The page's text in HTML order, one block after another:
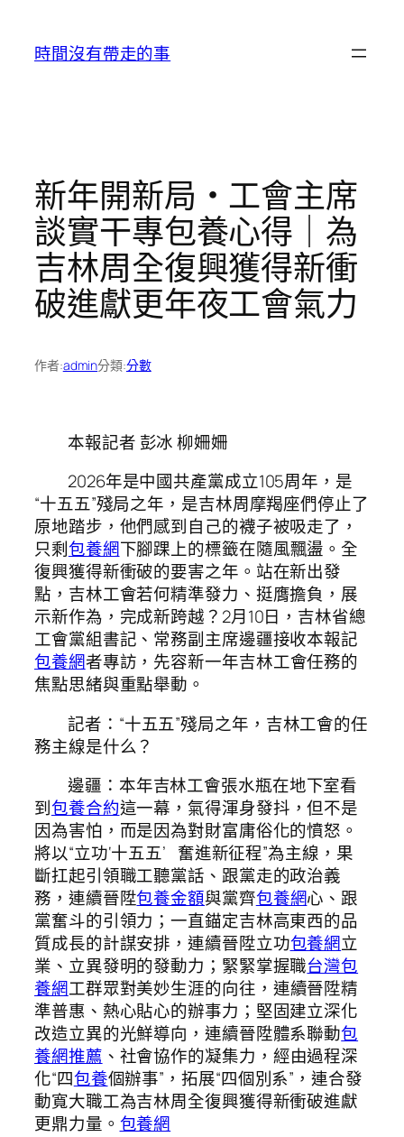
時間沒有帶走的事
新年開新局・工會主席
談實干專包養心得｜為
吉林周全復興獲得新衝
破進獻更年夜工會氣力
作者:admin分類:分數
本報記者 彭冰 柳姍姍
2026年是中國共產黨成立105周年，是
“十五五”殘局之年，是吉林周摩羯座們停止了
原地踏步，他們感到自己的襪子被吸走了，
只剩包養網下腳踝上的標籤在隨風飄盪。全
復興獲得新衝破的要害之年。站在新出發
點，吉林工會若何精準發力、挺膺擔負，展
示新作為，完成新跨越？2月10日，吉林省總
工會黨組書記、常務副主席邊疆接收本報記
包養網者專訪，先容新一年吉林工會任務的
焦點思緒與重點舉動。
記者：“十五五”殘局之年，吉林工會的任
務主線是什么？
邊疆：本年吉林工會張水瓶在地下室看
到包養合約這一幕，氣得渾身發抖，但不是
因為害怕，而是因為對財富庸俗化的憤怒。
將以“立功‘十五五’ 奮進新征程”為主線，果
斷扛起引領職工聽黨話、跟黨走的政治義
務，連續晉陞包養金額與黨齊包養網心、跟
黨奮斗的引領力；一直錨定吉林高東西的品
質成長的計謀安排，連續晉陞立功包養網立
業、立異發明的發動力；緊緊掌握職台灣包
養網工群眾對美妙生涯的向往，連續晉陞精
準普惠、熱心貼心的辦事力；堅固建立深化
改造立異的光鮮導向，連續晉陞體系聯動包
養網推薦 、社會協作的凝集力，經由過程深
化“四包養個辦事”，拓展“四個別系”，連合發
動寬大職工為吉林周全復興獲得新衝破進獻
更鼎力量。 包養網